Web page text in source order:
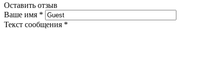
Оставить отзыв
Ваше имя *
Текст сообщения *